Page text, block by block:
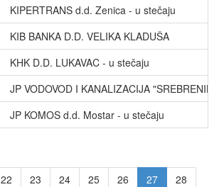
KIPERTRANS d.d. Zenica - u stečaju
KIB BANKA D.D. VELIKA KLADUŠA
KHK D.D. LUKAVAC - u stečaju
JP VODOVOD I KANALIZACIJA
JP KOMOS d.d. Mostar - u stečaju
22 23 24 25 26 27
28